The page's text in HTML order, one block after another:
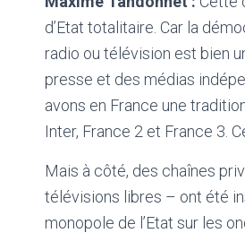
d’Etat totalitaire. Car la
radio ou télévision est bien
presse et des médias
avons en France une
Inter, France 2 et France 3.
Mais à côté, des chaînes
télévisions libres – ont été
monopole de l’Etat sur les